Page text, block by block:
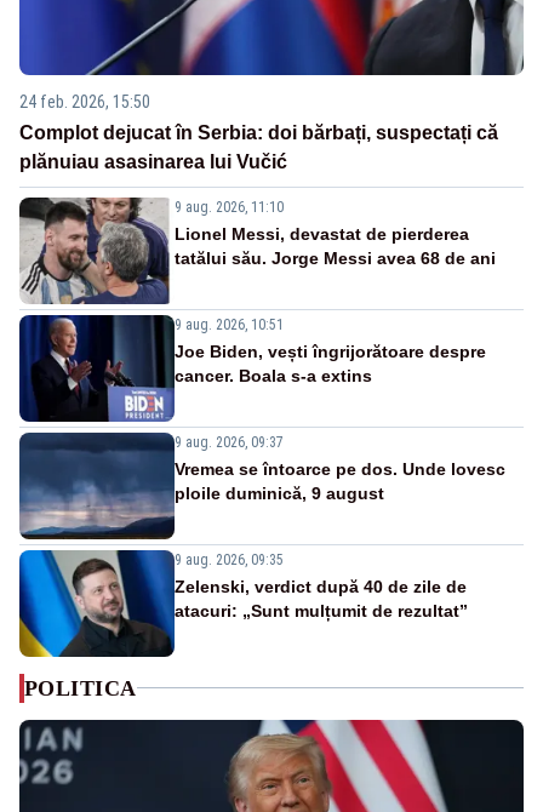
24 feb. 2026, 15:50
Complot dejucat în Serbia: doi bărbați, suspectați că
plănuiau asasinarea lui Vučić
9 aug. 2026, 11:10
Lionel Messi, devastat de pierderea
tatălui său. Jorge Messi avea 68 de ani
9 aug. 2026, 10:51
Joe Biden, vești îngrijorătoare despre
cancer. Boala s-a extins
9 aug. 2026, 09:37
Vremea se întoarce pe dos. Unde lovesc
ploile duminică, 9 august
9 aug. 2026, 09:35
Zelenski, verdict după 40 de zile de
atacuri: „Sunt mulțumit de rezultat”
POLITICA